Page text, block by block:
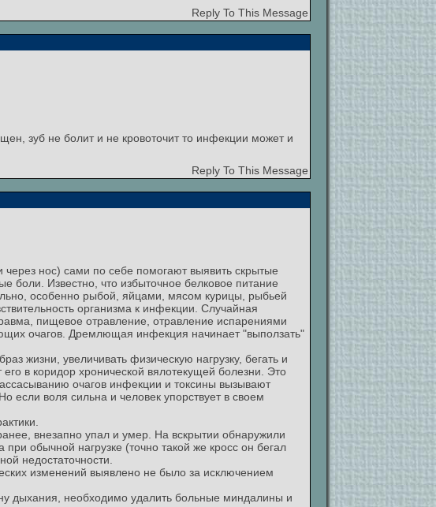
Reply To This Message
зуб не болит и не кровоточит то инфекции может и
Reply To This Message
нос) сами по себе помогают выявить скрытые
боли. Известно, что избыточное белковое питание
особенно рыбой, яйцами, мясом курицы, рыбьей
организма к инфекции. Случайная
пищевое отравление, отравление испарениями
очагов. Дремлющая инфекция начинает "выползать"
жизни, увеличивать физическую нагрузку, бегать и
в коридор хронической вялотекущей болезни. Это
очагов инфекции и токсины вызывают
если воля сильна и человек упорствует в своем
внезапно упал и умер. На вскрытии обнаружили
обычной нагрузке (точно такой же кросс он бегал
недостаточности.
изменений выявлено не было за исключением
дыхания, необходимо удалить больные миндалины и